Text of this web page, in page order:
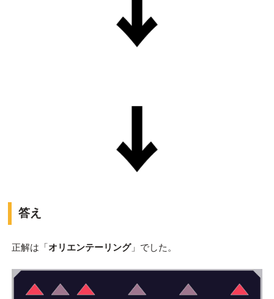
答え
正解は「オリエンテーリング」でした。